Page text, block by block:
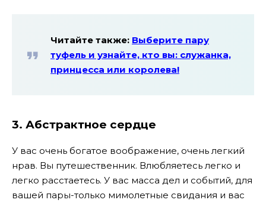
Читайте также: Выберите пару
туфель и узнайте, кто вы: служанка,
принцесса или королева!
3. Абстрактное сердце
У вас очень богатое воображение, очень легкий
нрав. Вы путешественник. Влюбляетесь легко и
легко расстаетесь. У вас масса дел и событий, для
вашей пары-только мимолетные свидания и вас